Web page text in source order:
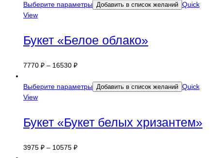
Выберите параметры Добавить в список желаний Quick
View
Букет «Белое облако»
7770 ₽ – 16530 ₽
Выберите параметры Добавить в список желаний Quick
View
Букет «Букет белых хризантем»
3975 ₽ – 10575 ₽